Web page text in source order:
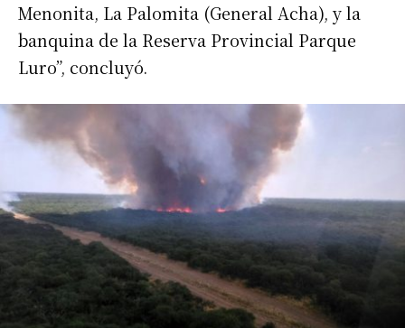
Menonita, La Palomita (General Acha), y la
banquina de la Reserva Provincial Parque
Luro”, concluyó.